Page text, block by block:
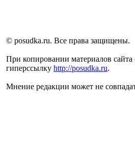
© posudka.ru. Все права защищены.
При копировании материалов сайта
гиперссылку http://posudka.ru.
Мнение редакции может не